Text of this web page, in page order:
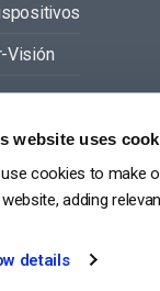
website uses
cookies to make
adding
details
Visión